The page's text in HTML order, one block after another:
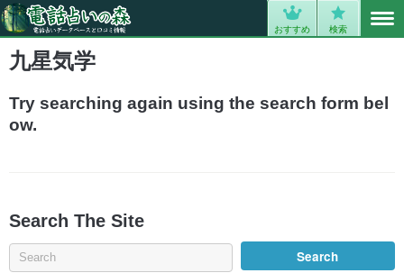
おすすめ 検索
九星気学
Try searching again using the search form bel
ow.
Search The Site